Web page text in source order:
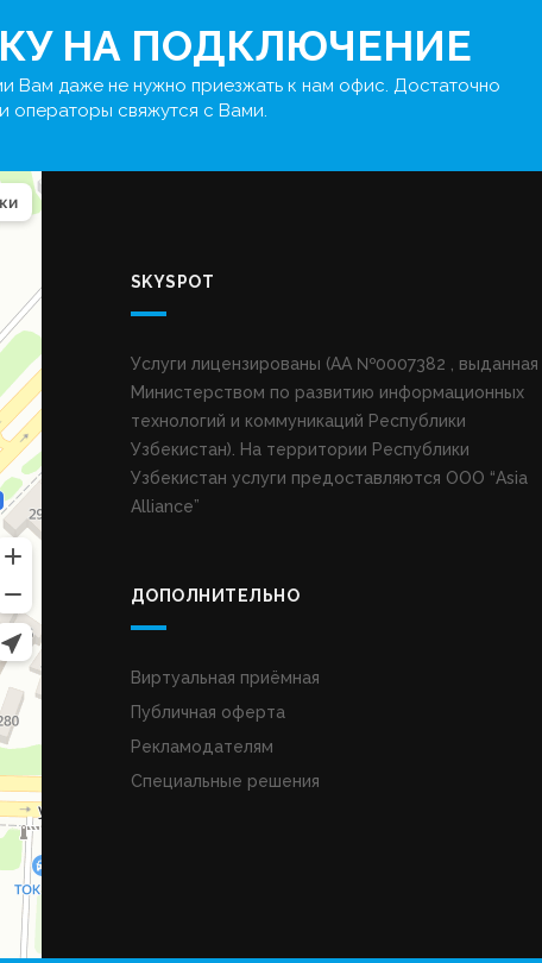
НА ПОДКЛЮЧЕНИЕ
Вам даже не нужно приезжать к нам офис. Достаточно
операторы свяжутся с Вами.
SKYSPOT
Услуги лицензированы (AA №0007382 , выданная
Министерством по развитию информационных
технологий и коммуникаций Республики
Узбекистан). На территории Республики
Узбекистан услуги предоставляются ООО “Asia
Alliance”
ДОПОЛНИТЕЛЬНО
Виртуальная приёмная
Публичная оферта
Рекламодателям
Специальные решения